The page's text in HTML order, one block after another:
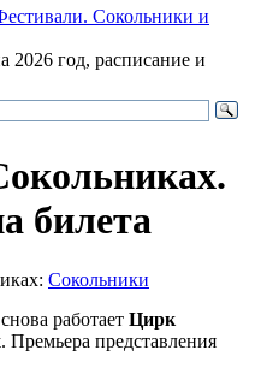
Сокольники и
год, расписание и
билета
Сокольники
работает Цирк
. Премьера представления